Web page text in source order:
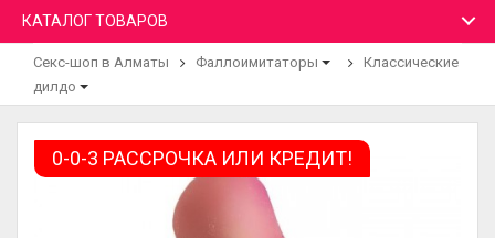
КАТАЛОГ ТОВАРОВ
Секс-шоп в Алматы Фаллоимитаторы
Классические
дилдо
0-0-3 РАССРОЧКА ИЛИ КРЕДИТ!